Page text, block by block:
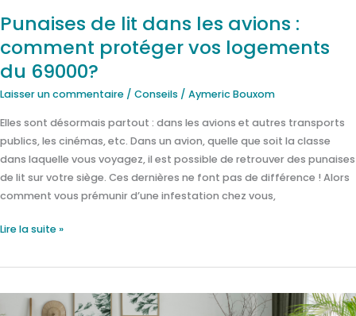
Punaises de lit dans les avions :
comment protéger vos logements
du 69000?
Laisser un commentaire / Conseils / Aymeric Bouxom
Elles sont désormais partout : dans les avions et autres transports
publics, les cinémas, etc. Dans un avion, quelle que soit la classe
dans laquelle vous voyagez, il est possible de retrouver des punaises
de lit sur votre siège. Ces dernières ne font pas de différence ! Alors
comment vous prémunir d’une infestation chez vous,
du
69000?
Lire la suite »
Traitement